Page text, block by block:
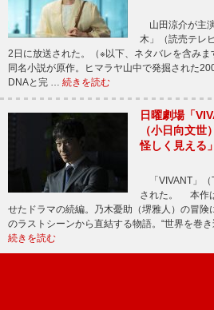
山田涼介が主
木」（読売テレ
2日に放送された。（※以下、ネタバレを含み
同名小説が原作。ヒマラヤ山中で発掘された
DNAと完 … 続きを読む
日曜劇場「
（小日向文
怪しく見える」
「VIVANT」（
された。 本作
せたドラマの続編。乃木憂助（堺雅人）の冒険
のラストシーンから直結する物語。“世界を巻
続きを読む